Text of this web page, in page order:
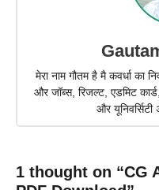
मेरा नाम गौतम है मै कवर्धा का
और जॉब्स, रिजल्ट, एडमिट
और
1 thought on “CG